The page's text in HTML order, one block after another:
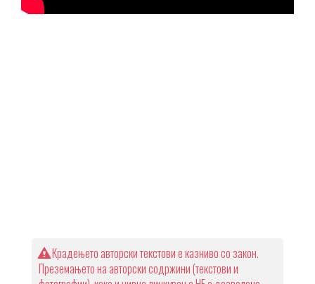
Крадењето авторски текстови е казниво со закон.
Преземањето на авторски содржини (текстови и